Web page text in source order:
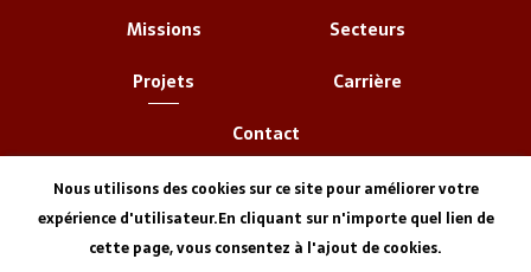
Missions
Secteurs
Projets
Carrière
Contact
Nous utilisons des cookies sur ce site pour améliorer votre
expérience d'utilisateur.En cliquant sur n'importe quel lien de
cette page, vous consentez à l'ajout de cookies.